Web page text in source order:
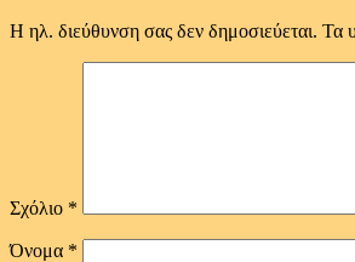
Η ηλ. διεύθυνση σας δεν δημοσιεύεται. Τα
Σχόλιο *
Όνομα *